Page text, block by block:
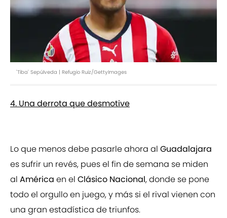
'Tiba' Sepúlveda | Refugio Ruiz/GettyImages
4. Una derrota que desmotive
Lo que menos debe pasarle ahora al Guadalajara
es sufrir un revés, pues el fin de semana se miden
al América en el Clásico Nacional, donde se pone
todo el orgullo en juego, y más si el rival vienen con
una gran estadística de triunfos.